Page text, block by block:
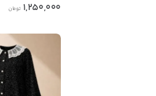
1,250,000 تومان